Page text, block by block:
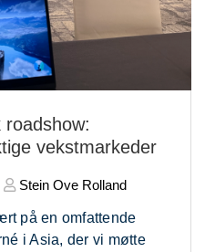
roadshow:
vekstmarkeder
Stein Ove Rolland
på en omfattende
i Asia, der vi møtte